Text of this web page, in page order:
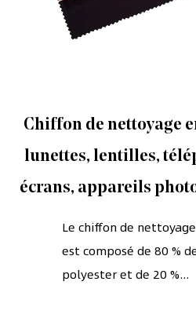
Chiffon de nettoyage
lunettes, lentilles,
écrans, appareils
autre
Le chiffon de
est composé de 80 %
polyester et de 20 %...